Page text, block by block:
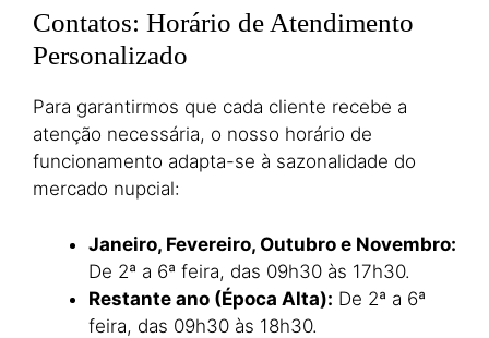
Contatos: Horário de Atendimento
Personalizado
Para garantirmos que cada cliente recebe a
atenção necessária, o nosso horário de
funcionamento adapta-se à sazonalidade do
mercado nupcial:
Janeiro, Fevereiro, Outubro e Novembro:
De 2ª a 6ª feira, das 09h30 às 17h30.
Restante ano (Época Alta): De 2ª a 6ª
feira, das 09h30 às 18h30.